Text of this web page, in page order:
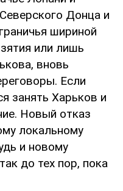
Донца и
шириной
или лишь
вновь
Если
занять Харьков и
Новый отказ
локальному
и новому
до тех пор, пока